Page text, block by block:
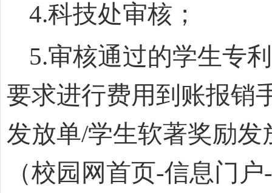
4.科技处审核；
5.审核通过的学生专利
要求进行费用到账报销
发放单/学生软著奖励发
（校园网首页-信息门户-